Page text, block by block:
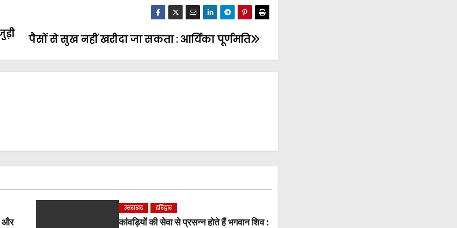
पैसों से सुख नहीं खरीदा जा सकता : आर्यिका पूर्णमति
और
उत्तराखंड हरिद्वार
कांवड़ियों की सेवा से प्रसन्न होते हैं भगवान शिव :